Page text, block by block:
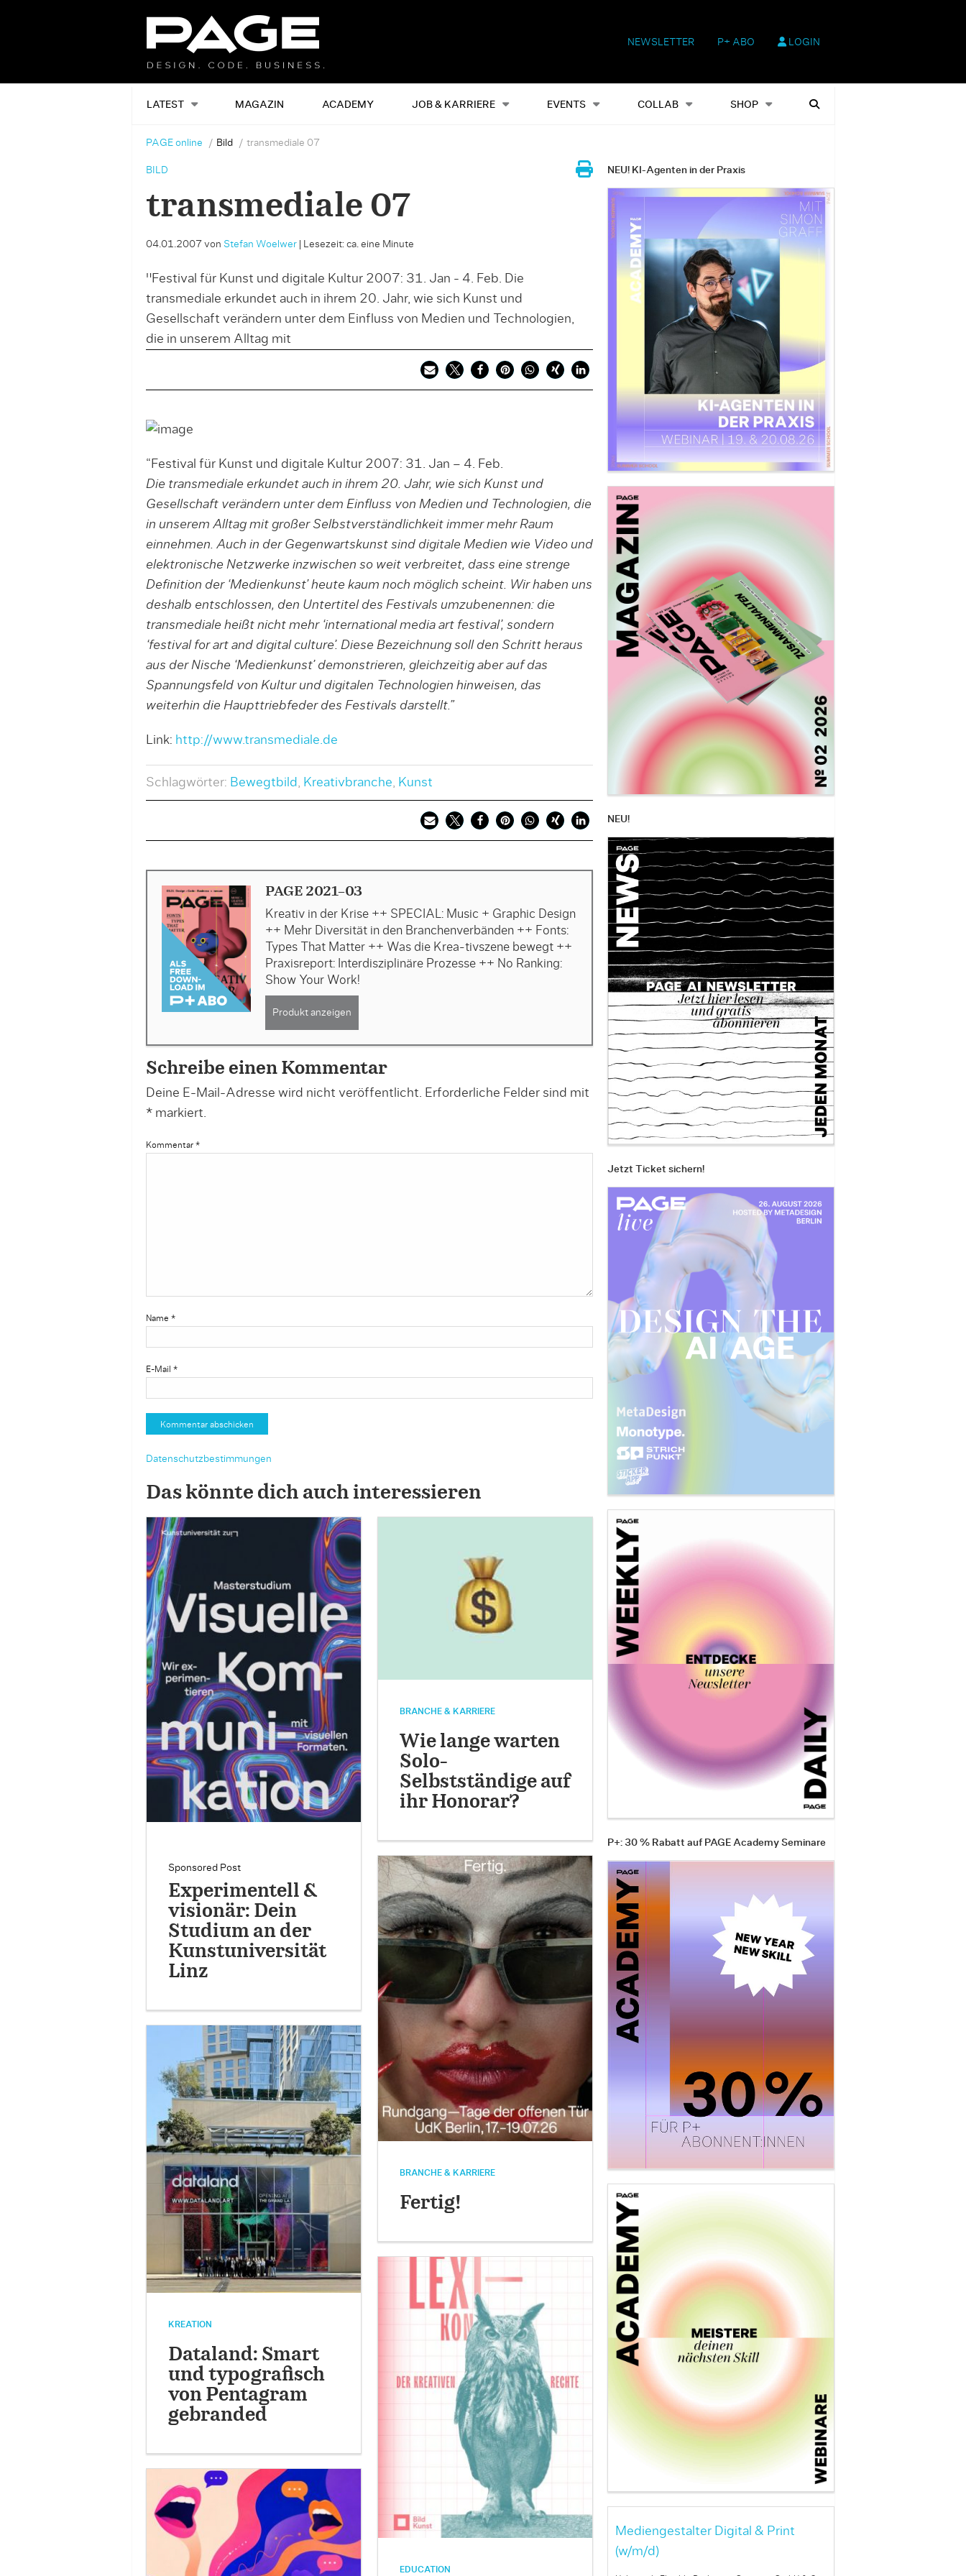
NEWSLETTER P+ ABO LOGIN
LATEST MAGAZIN ACADEMY JOB & KARRIERE EVENTS COLLAB SHOP
Alles Events Shop Heftausgaben Suchen
PAGE online Bild transmediale 07
BILD
transmediale 07
04.01.2007 von Stefan Woelwer| Lesezeit: ca. eine Minute
"Festival für Kunst und digitale Kultur 2007: 31. Jan - 4. Feb. Die
transmediale erkundet auch in ihrem 20. Jahr, wie sich Kunst und
Gesellschaft verändern unter dem Einfluss von Medien und Technologien,
die in unserem Alltag mit
“Festival für Kunst und digitale Kultur 2007: 31. Jan – 4. Feb.
Die transmediale erkundet auch in ihrem 20. Jahr, wie sich Kunst und
Gesellschaft verändern unter dem Einfluss von Medien und Technologien, die
in unserem Alltag mit großer Selbstverständlichkeit immer mehr Raum
einnehmen. Auch in der Gegenwartskunst sind digitale Medien wie Video und
elektronische Netzwerke inzwischen so weit verbreitet, dass eine strenge
Definition der ‘Medienkunst’ heute kaum noch möglich scheint. Wir haben uns
deshalb entschlossen, den Untertitel des Festivals umzubenennen: die
transmediale heißt nicht mehr ‘international media art festival’, sondern
‘festival for art and digital culture’. Diese Bezeichnung soll den Schritt heraus
aus der Nische ‘Medienkunst’ demonstrieren, gleichzeitig aber auf das
Spannungsfeld von Kultur und digitalen Technologien hinweisen, das
weiterhin die Haupttriebfeder des Festivals darstellt.”
Link: http://www.transmediale.de
Schlagwörter: Bewegtbild Kreativbranche Kunst
PAGE 2021-03
Kreativ in der Krise ++ SPECIAL: Music + Graphic Design
++ Mehr Diversität in den Branchenverbänden ++ Fonts:
Types That Matter ++ Was die Krea-tivszene bewegt ++
Praxisreport: Interdisziplinäre Prozesse ++ No Ranking:
Show Your Work!
Produkt anzeigen
Schreibe einen Kommentar
Deine E-Mail-Adresse wird nicht veröffentlicht.
Erforderliche Felder sind mit
*markiert.
Kommentar *
Name *
E-Mail *
Datenschutzbestimmungen
Das könnte dich auch interessieren
Sponsored Post
Experimentell &
visionär: Dein
Studium an der
Kunstuniversität
Linz
BRANCHE & KARRIERE
Wie lange warten
Solo-
Selbstständige auf
ihr Honorar?
KREATION
Dataland: Smart
und typografisch
von Pentagram
gebranded
BRANCHE & KARRIERE
Fertig!
EDUCATION
NEU! KI-Agenten in der Praxis
NEU!
Jetzt Ticket sichern!
P+: 30 % Rabatt auf PAGE Academy Seminare
Mediengestalter Digital & Print
(w/m/d)